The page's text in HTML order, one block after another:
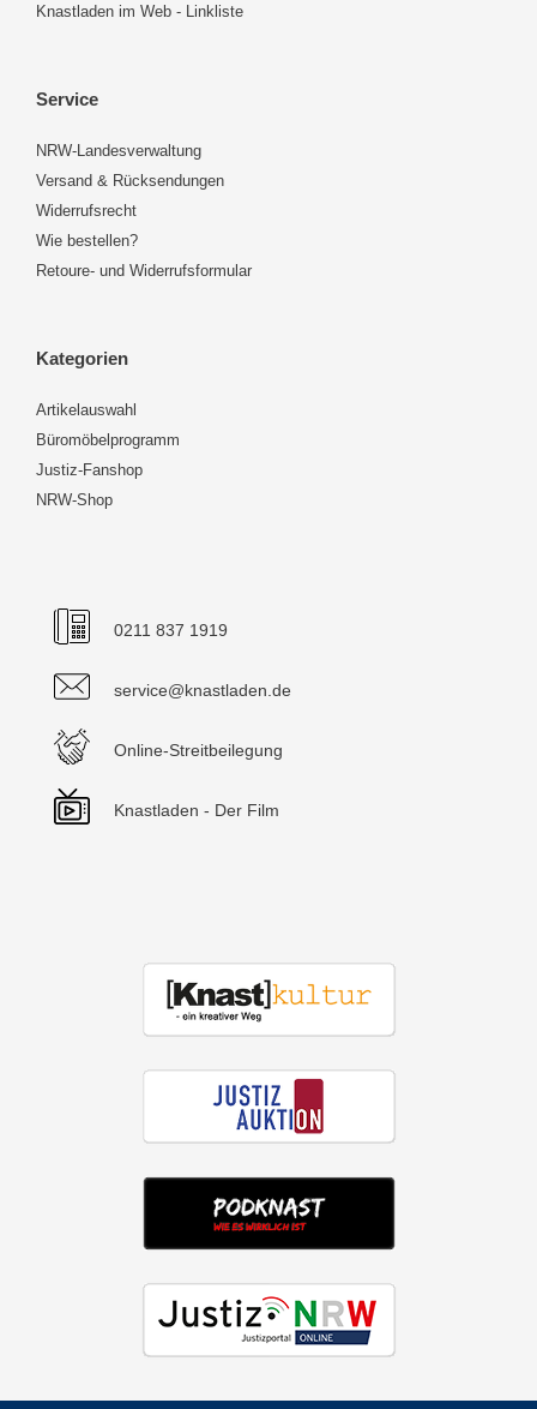
Knastladen im Web - Linkliste
Service
NRW-Landesverwaltung
Versand & Rücksendungen
Widerrufsrecht
Wie bestellen?
Retoure- und Widerrufsformular
Kategorien
Artikelauswahl
Büromöbelprogramm
Justiz-Fanshop
NRW-Shop
0211 837 1919
service@knastladen.de
Online-Streitbeilegung
Knastladen - Der Film